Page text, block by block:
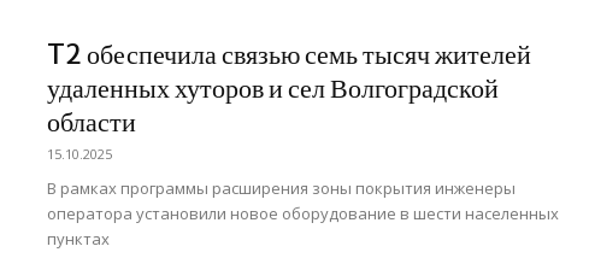
T2 обеспечила связью семь тысяч жителей
удаленных хуторов и сел Волгоградской
области
15.10.2025
В рамках программы расширения зоны покрытия инженеры
оператора установили новое оборудование в шести населенных
пунктах